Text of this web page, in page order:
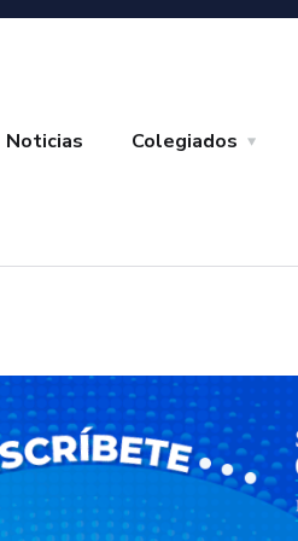
Noticias Colegiados